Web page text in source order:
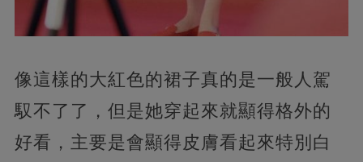
像這樣的大紅色的裙子真的是一般人駕
馭不了了，但是她穿起來就顯得格外的
好看，主要是會顯得皮膚看起來特別白